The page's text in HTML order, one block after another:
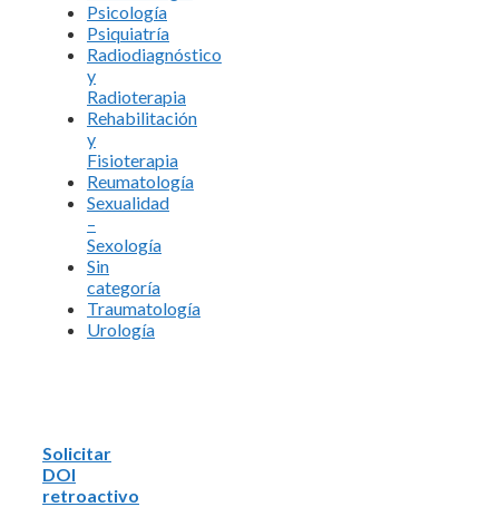
Psicología
Psiquiatría
Radiodiagnóstico
y
Radioterapia
Rehabilitación
y
Fisioterapia
Reumatología
Sexualidad
–
Sexología
Sin
categoría
Traumatología
Urología
Solicitar
DOI
retroactivo